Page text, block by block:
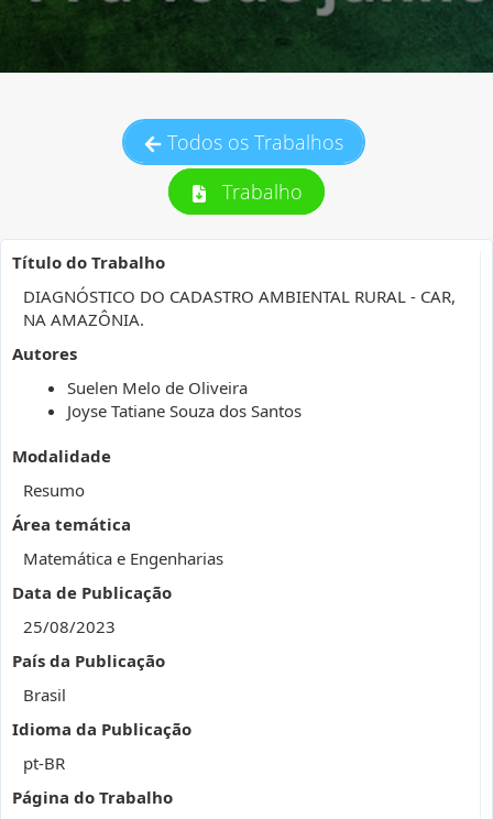
Todos os Trabalhos
Trabalho
Título do Trabalho
DIAGNÓSTICO DO CADASTRO AMBIENTAL RURAL - CAR,
NA AMAZÔNIA.
Autores
Suelen Melo de Oliveira
Joyse Tatiane Souza dos Santos
Modalidade
Resumo
Área temática
Matemática e Engenharias
Data de Publicação
25/08/2023
País da Publicação
Brasil
Idioma da Publicação
pt-BR
Página do Trabalho